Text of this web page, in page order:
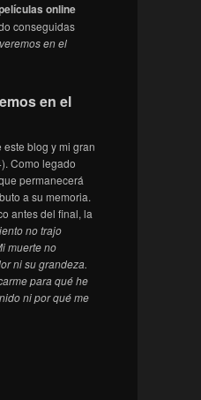
online
conseguidas
en el
en el
blog y mi gran
Como legado
permanecerá
a su memoria.
antes del final, la
no trajo
muerte no
ni su grandeza.
para qué he
ni por qué me